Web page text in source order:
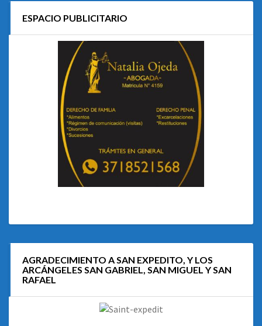
ESPACIO PUBLICITARIO
AGRADECIMIENTO A SAN EXPEDITO, Y LOS
ARCÁNGELES SAN GABRIEL, SAN MIGUEL Y SAN
RAFAEL